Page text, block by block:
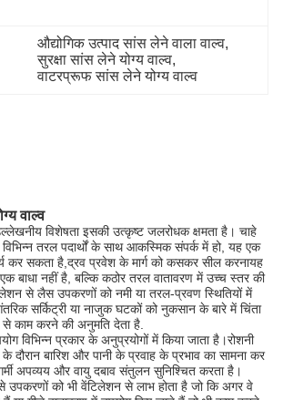
औद्योगिक उत्पाद सांस लेने वाला वाल्व,
सुरक्षा सांस लेने योग्य वाल्व,
वाटरप्रूफ सांस लेने योग्य वाल्व
वाल्व
विशेषता इसकी उत्कृष्ट जलरोधक क्षमता है। चाहे
विभिन्न तरल पदार्थों के साथ आकस्मिक संपर्क में हो, यह एक
कर सकता है,द्रव प्रवेश के मार्ग को कसकर सील करनायह
बाधा नहीं है, बल्कि कठोर तरल वातावरण में उच्च स्तर की
से लैस उपकरणों को नमी या तरल-प्रवण स्थितियों में
सर्किट्री या नाजुक घटकों को नुकसान के बारे में चिंता
से काम करने की अनुमति देता है.
विभिन्न प्रकार के अनुप्रयोगों में किया जाता है।रोशनी
बारिश और पानी के प्रवाह के प्रभाव का सामना कर
अपव्यय और वायु दबाव संतुलन सुनिश्चित करता है।
उपकरणों को भी वेंटिलेशन से लाभ होता है जो कि अगर वे